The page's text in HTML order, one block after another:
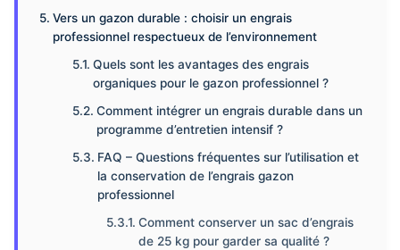
Vers un gazon durable : choisir un engrais
professionnel respectueux de l’environnement
Quels sont les avantages des engrais
organiques pour le gazon professionnel ?
Comment intégrer un engrais durable dans un
programme d’entretien intensif ?
FAQ – Questions fréquentes sur l’utilisation et
la conservation de l’engrais gazon
professionnel
Comment conserver un sac d’engrais
de 25 kg pour garder sa qualité ?